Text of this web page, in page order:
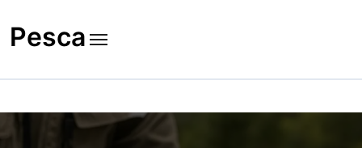
to
content
Pesca